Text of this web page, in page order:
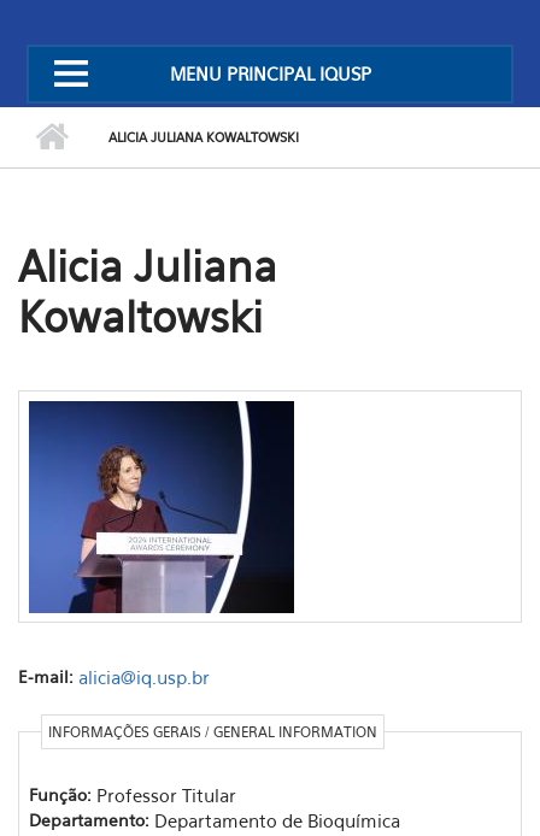
MENU PRINCIPAL IQUSP
ALICIA JULIANA KOWALTOWSKI
Alicia Juliana
Kowaltowski
E-mail: alicia@iq.usp.br
INFORMAÇÕES GERAIS / GENERAL INFORMATION
Função: Professor Titular
Departamento: Departamento de Bioquímica